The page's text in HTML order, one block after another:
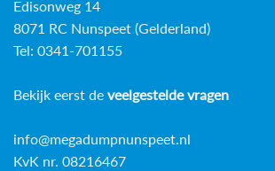
Edisonweg 14
8071 RC Nunspeet (Gelderland)
Tel: 0341-701155
Bekijk eerst de veelgestelde vragen
info@megadumpnunspeet.nl
KvK nr. 08216467